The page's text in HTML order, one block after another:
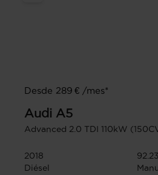
Desde 289 € /mes*
Audi A5
Advanced 2.0 TDI 110kW
2018
Diésel